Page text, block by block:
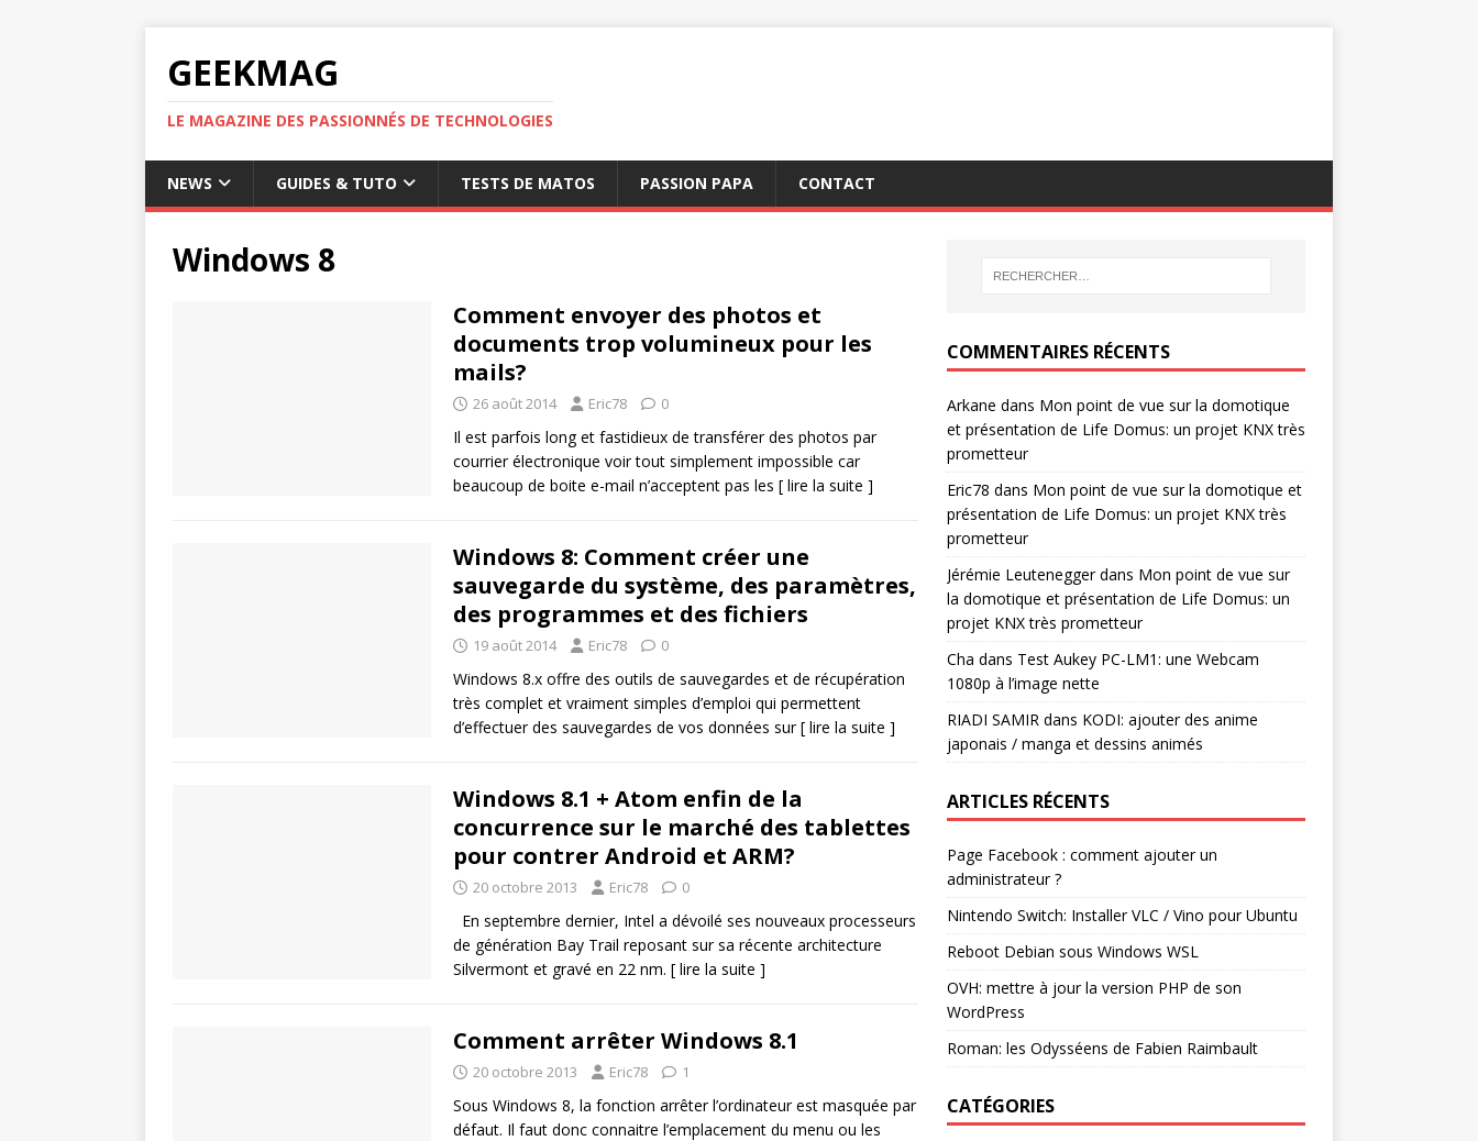
GEEKMAG
LE MAGAZINE DES PASSIONNÉS DE TECHNOLOGIES
NEWS GUIDES & TUTO TESTS DE MATOS PASSION PAPA CONTACT
Windows 8
Comment envoyer des photos et
documents trop volumineux pour les
mails?
26 août 2014 Eric78 0
Il est parfois long et fastidieux de transférer des photos par
courrier électronique voir tout simplement impossible car
beaucoup de boite e-mail n’acceptent pas les [ lire la suite ]
Windows 8: Comment créer une
sauvegarde du système, des paramètres,
des programmes et des fichiers
19 août 2014 Eric78 0
Windows 8.x offre des outils de sauvegardes et de récupération
très complet et vraiment simples d’emploi qui permettent
d’effectuer des sauvegardes de vos données sur[ lire la suite ]
Windows 8.1 + Atom enfin de la
concurrence sur le marché des tablettes
pour contrer Android et ARM?
20 octobre 2013 Eric78 0
En septembre dernier, Intel a dévoilé ses nouveaux processeurs
de génération Bay Trail reposant sur sa récente architecture
Silvermont et gravé en 22 nm. [ lire la suite ]
Comment arrêter Windows 8.1
20 octobre 2013 Eric78 1
Sous Windows 8, la fonction arrêter l’ordinateur est masquée par
défaut. Il faut donc connaitre l’emplacement du menu ou les
COMMENTAIRES RÉCENTS
Arkane dans Mon point de vue sur la domotique
et présentation de Life Domus: un projet KNX très
prometteur
Eric78 dans Mon point de vue sur la domotique et
présentation de Life Domus: un projet KNX très
prometteur
Jérémie Leuteneggerdans Mon point de vue sur
la domotique et présentation de Life Domus: un
projet KNX très prometteur
Cha dans Test Aukey PC-LM1: une Webcam
1080p à l’image nette
RIADI SAMIR dans KODI: ajouter des anime
japonais / manga et dessins animés
ARTICLES RÉCENTS
Page Facebook : comment ajouter un
administrateur ?
Nintendo Switch: Installer VLC / Vino pour Ubuntu
Reboot Debian sous Windows WSL
OVH: mettre à jour la version PHP de son
WordPress
Roman: les Odysséens de Fabien Raimbault
CATÉGORIES